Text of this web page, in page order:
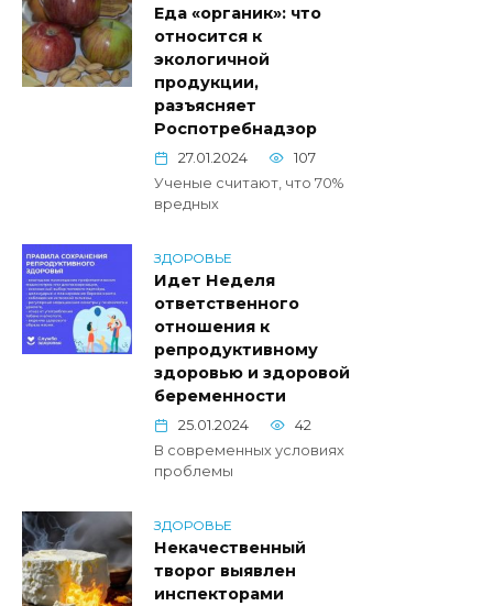
Еда «органик»: что
относится к
экологичной
продукции,
разъясняет
Роспотребнадзор
27.01.2024
107
Ученые считают, что 70%
вредных
ЗДОРОВЬЕ
Идет Неделя
ответственного
отношения к
репродуктивному
здоровью и здоровой
беременности
25.01.2024
42
В современных условиях
проблемы
ЗДОРОВЬЕ
Некачественный
творог выявлен
инспекторами